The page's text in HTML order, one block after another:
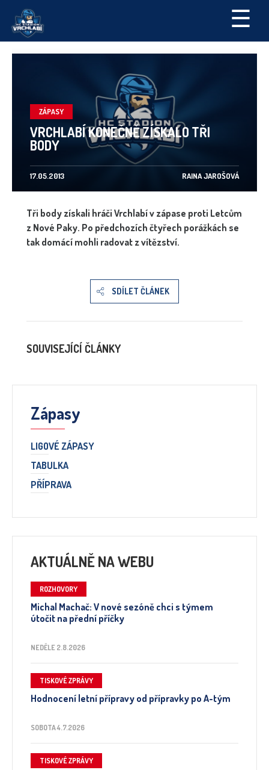
☰
ZÁPASY
VRCHLABÍ KONEČNĚ ZÍSKALO TŘI
BODY
17.05.2013 RAINA JAROŠOVÁ
Tři body získali hráči Vrchlabí v zápase proti Letcům
z Nové Paky. Po předchozích čtyřech porážkách se
tak domácí mohli radovat z vítězství.
SDÍLET ČLÁNEK
SOUVISEJÍCÍ ČLÁNKY
Zápasy
LIGOVÉ ZÁPASY
TABULKA
PŘÍPRAVA
AKTUÁLNĚ NA WEBU
ROZHOVORY
Michal Machač: V nové sezóně chci s týmem
útočit na přední příčky
NEDĚLE 2.8.2026
TISKOVÉ ZPRÁVY
Hodnocení letní přípravy od přípravky po A-tým
SOBOTA 4.7.2026
TISKOVÉ ZPRÁVY